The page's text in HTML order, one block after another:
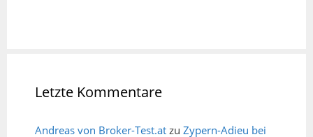
Letzte Kommentare
Andreas von Broker-Test.at zu Zypern-Adieu bei